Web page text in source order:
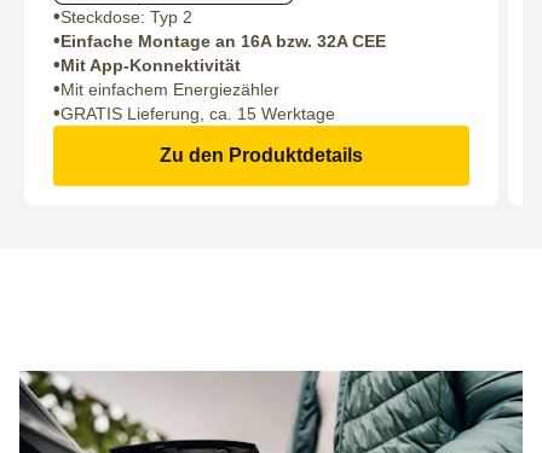
Steckdose: Typ 2
Einfache Montage an 16A bzw. 32A CEE
Mit App-Konnektivität
Mit einfachem Energiezähler
GRATIS Lieferung, ca. 15 Werktage
Zu den Produktdetails